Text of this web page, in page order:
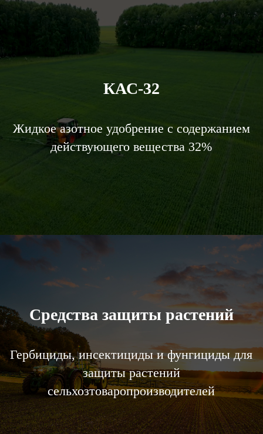
КАС-32
Жидкое азотное удобрение с содержанием
действующего вещества 32%
Средства защиты растений
Гербициды, инсектициды и фунгициды для
защиты растений
сельхозтоваропроизводителей